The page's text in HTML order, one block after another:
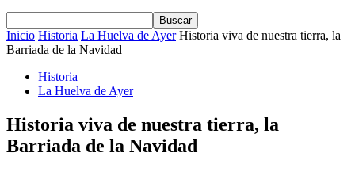
Inicio Historia La Huelva de Ayer Historia viva de nuestra tierra, la
Barriada de la Navidad
Historia
La Huelva de Ayer
Historia viva de nuestra tierra, la
Barriada de la Navidad